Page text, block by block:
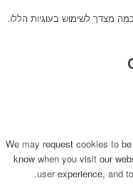
מצדך לשימוש בעוגיות הללו.
We may request cookies to
know when you visit our
user experience, and